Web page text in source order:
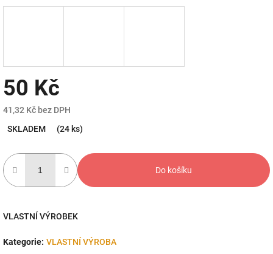
50 Kč
41,32 Kč bez DPH
cena:
SKLADEM (24 ks)
Do košíku
VLASTNÍ VÝROBEK
Kategorie: VLASTNÍ VÝROBA